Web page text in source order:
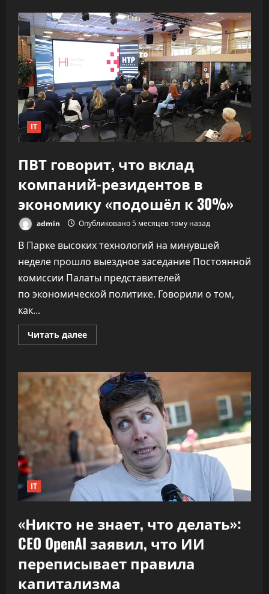
ИИ
почти
удвоил
скорость
разработки
софта,
обрушив
качество
IT
ПВТ говорит, что вклад
компаний-резидентов в
экономику «подошёл к 30%»
admin Опубликовано 5 месяцев тому назад
В Парке высоких технологий на минувшей
неделе прошло выездное заседание Постоянной
комиссии Палаты представителей
по экономической политике. Говорили о том,
как...
Читать далееПрочитать
больше
что
вклад
компаний-
резидентов
в
экономику
«подошёл
30%»
IT
«Никто не знает, что делать»:
CEO OpenAI заявил, что ИИ
переписывает правила
капитализма